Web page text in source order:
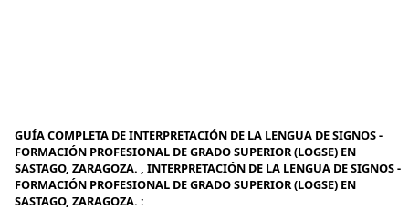
GUÍA COMPLETA DE INTERPRETACIÓN DE LA LENGUA DE SIGNOS -
FORMACIÓN PROFESIONAL DE GRADO SUPERIOR (LOGSE) EN
SASTAGO, ZARAGOZA. , INTERPRETACIÓN DE LA LENGUA DE SIGNOS -
FORMACIÓN PROFESIONAL DE GRADO SUPERIOR (LOGSE) EN
SASTAGO, ZARAGOZA. :